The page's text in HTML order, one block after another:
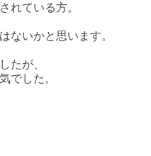
れている方。
ないかと思います。
たが、
でした。